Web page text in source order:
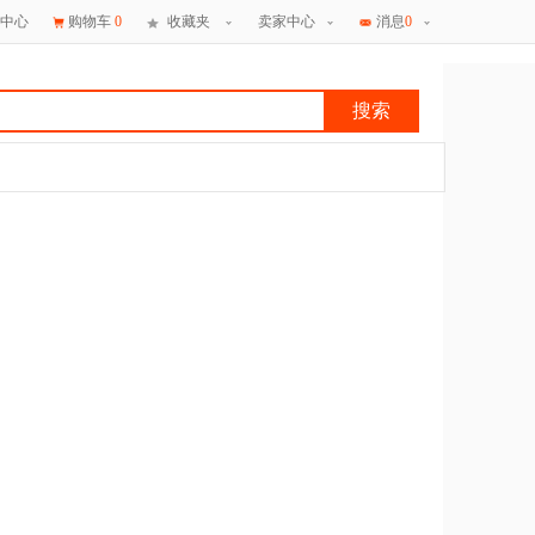
心 购物车 0 收藏夹 卖家中心 消息0
搜索